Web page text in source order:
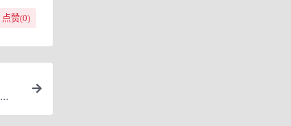
点赞(0)